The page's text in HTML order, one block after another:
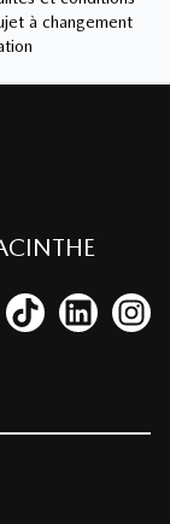
à changement
Twitter
chaîne
vers notre page
Lien vers notre
Lien vers
Lien